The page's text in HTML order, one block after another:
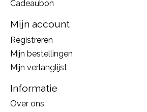
Cadeaubon
Mijn account
Registreren
Mijn bestellingen
Mijn verlanglijst
Informatie
Over ons